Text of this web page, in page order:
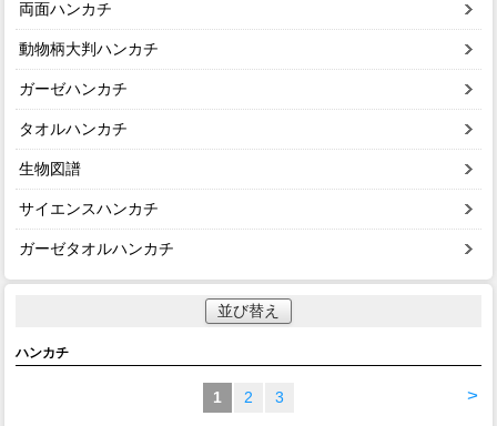
両面ハンカチ
動物柄大判ハンカチ
ガーゼハンカチ
タオルハンカチ
生物図譜
サイエンスハンカチ
ガーゼタオルハンカチ
並び替え
ハンカチ
>
1 2 3